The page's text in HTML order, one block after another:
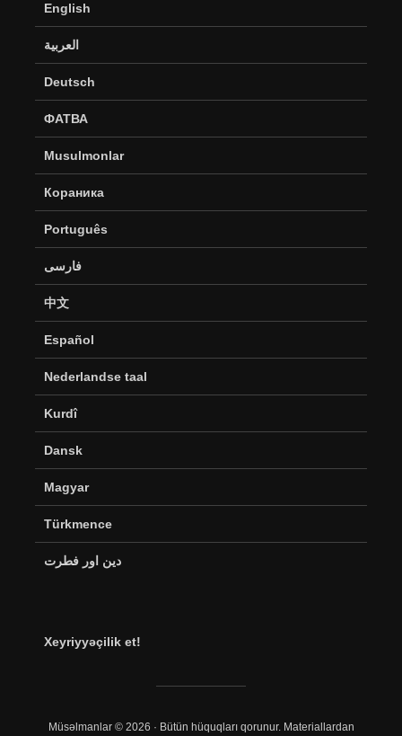
English
العربية
Deutsch
ФАТВА
Musulmonlar
Кораника
Português
فارسی
中文
Español
Nederlandse taal
Kurdî
Dansk
Magyar
Türkmence
دین اور فطرت
Xeyriyyəçilik et!
Müsəlmanlar © 2026 · Bütün hüquqları qorunur. Materiallardan